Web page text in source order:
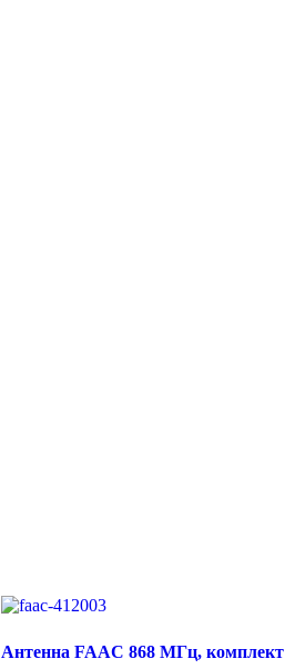
Антенна FAAC 868 МГц, комплект